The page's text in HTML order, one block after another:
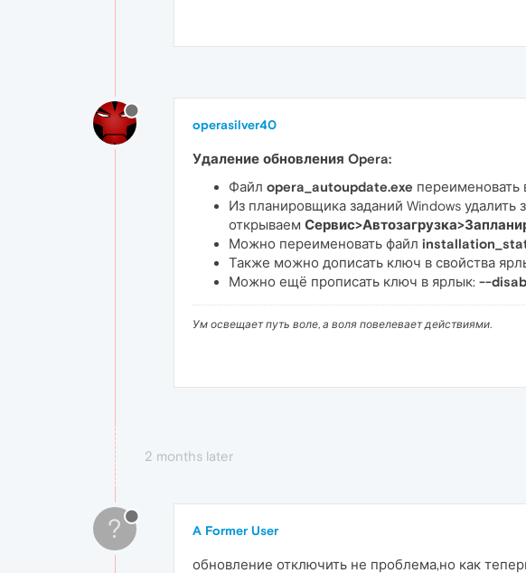
operasilver40
Удаление обновления Opera:
Файл opera_autoupdate.exe переименовать
Из планировщика заданий Windows
открываем
Можно переименовать файл
Также можно дописать ключ в свойства
Можно ещё прописать ключ в ярлык: --
Ум освещает путь воле, а воля повелевает действиями.
2 months later
? A Former User
обновление отключить не проблема,но как